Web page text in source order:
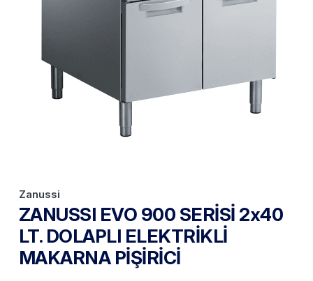
Zanussi
ZANUSSI EVO 900 SERİSİ 2x40
LT. DOLAPLI ELEKTRİKLİ
MAKARNA PİŞİRİCİ